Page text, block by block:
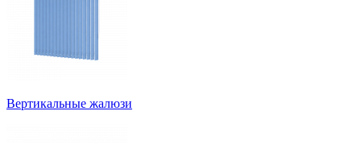
Вертикальные жалюзи